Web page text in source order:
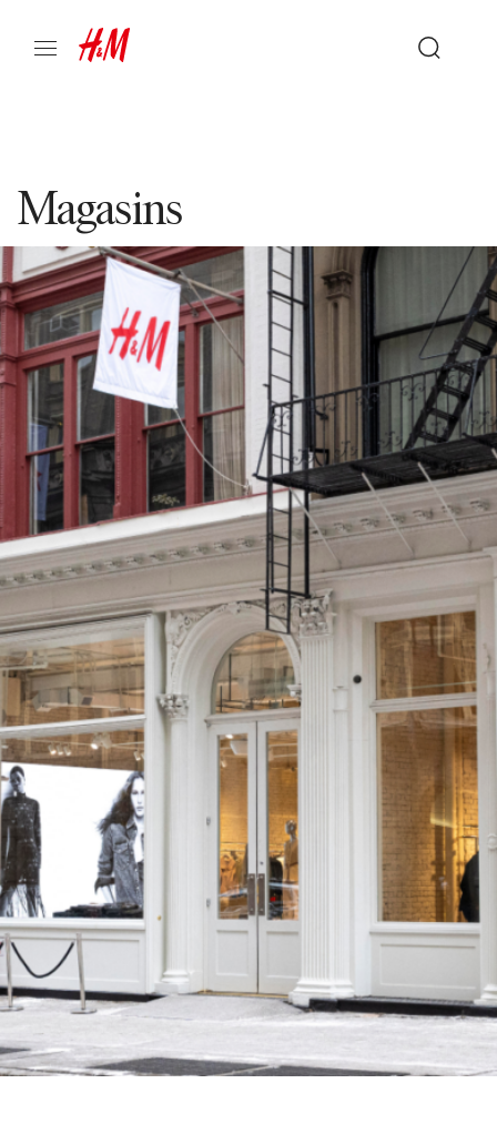
Magasins